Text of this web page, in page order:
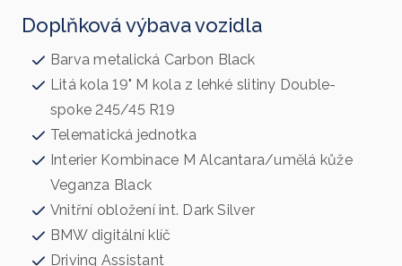
Doplňková výbava vozidla
Barva metalická Carbon Black
Litá kola 19" M kola z lehké slitiny Double-
spoke 245/45 R19
Telematická jednotka
Interier Kombinace M Alcantara/umělá kůže
Veganza Black
Vnitřní obložení int. Dark Silver
BMW digitální klíč
Driving Assistant